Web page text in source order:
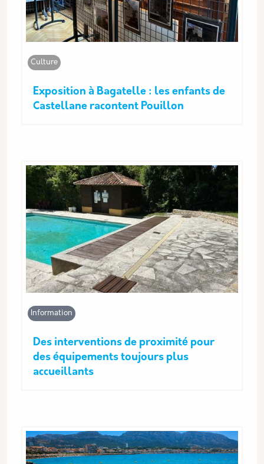
Culture
Exposition à Bagatelle : les enfants de
Castellane racontent Pouillon
Information
Des interventions de proximité pour
des équipements toujours plus
accueillants